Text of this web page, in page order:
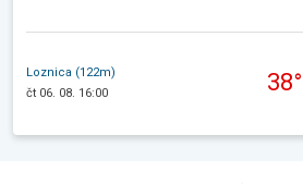
Loznica (122m)
čt 06. 08. 16:00
38°